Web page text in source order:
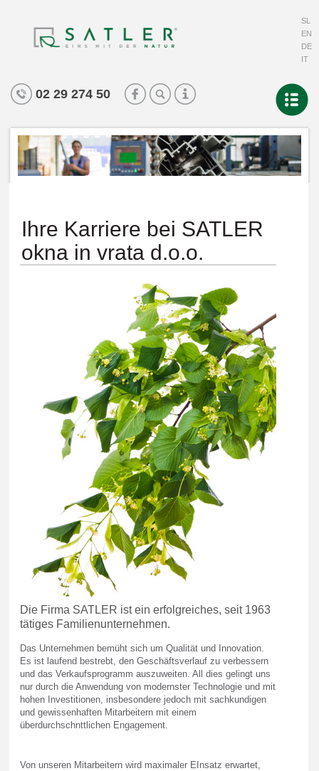
SL
EN
DE
IT
02 29 274 50
Ihre Karriere bei SATLER
okna in vrata d.o.o.
Die Firma SATLER ist ein erfolgreiches, seit 1963
tätiges Familienunternehmen.
Das Unternehmen bemüht sich um Qualität und Innovation.
Es ist laufend bestrebt, den Geschäftsverlauf zu verbessern
und das Verkaufsprogramm auszuweiten. All dies gelingt uns
nur durch die Anwendung von modernster Technologie und mit
hohen Investitionen, insbesondere jedoch mit sachkundigen
und gewissenhaften Mitarbeitern mit einem
überdurchschnttlichen Engagement.
Von unseren Mitarbeitern wird maximaler EInsatz erwartet,